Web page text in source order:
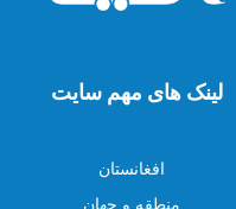
لینک های مهم سایت
افغانستان
منطقه و جهان